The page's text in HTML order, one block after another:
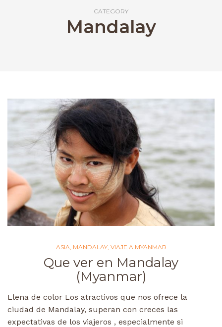
CATEGORY
Mandalay
ASIA MANDALAY, VIAJE A MYANMAR
Que ver en Mandalay
(Myanmar)
Llena de color Los atractivos que nos ofrece la
ciudad de Mandalay, superan con creces las
expectativas de los viajeros , especialmente si